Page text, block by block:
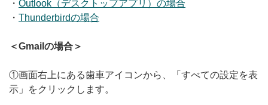
・ Outlook（デスクトップアプリ）の場合
・ Thunderbirdの場合
＜Gmailの場合＞
①画面右上にある歯車アイコンから、「すべての設定を表
示」をクリックします。